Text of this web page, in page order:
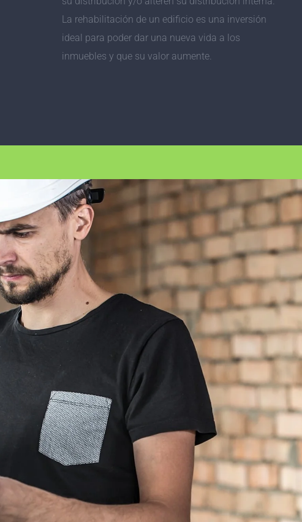
La rehabilitación de un edificio es una inversión
ideal para poder dar una nueva vida a los
inmuebles y que su valor aumente.